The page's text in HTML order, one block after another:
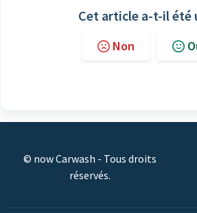
Cet article a-t-il été
Non
© now Carwash - Tous droits
réservés.